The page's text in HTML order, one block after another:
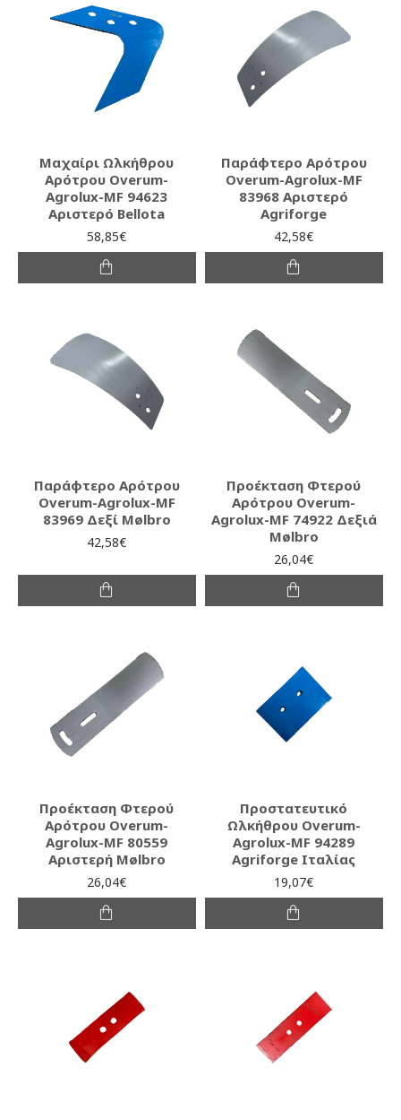
Μαχαίρι Ωλκήθρου
Αρότρου Overum-
Agrolux-MF 94623
Αριστερό Bellota
58,85€
Παράφτερο Αρότρου
Overum-Agrolux-MF
83968 Αριστερό
Agriforge
42,58€
Παράφτερο Αρότρου
Overum-Agrolux-MF
83969 Δεξί Mølbro
42,58€
Προέκταση Φτερού
Αρότρου Overum-
Agrolux-MF 74922 Δεξιά
Mølbro
26,04€
Προέκταση Φτερού
Αρότρου Overum-
Agrolux-MF 80559
Αριστερή Mølbro
26,04€
Προστατευτικό
Ωλκήθρου Overum-
Agrolux-MF 94289
Agriforge Ιταλίας
19,07€